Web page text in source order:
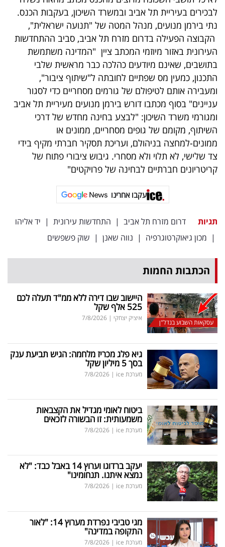
לבכירים בעיריית תל אביב ובמשרד השיכון, בעקבות הכנס.
נתי בירמן מנועים, מנהל המטה של "תנועה ישראלית",
הקבוצה הפעילה בדרום מזרח תל אביב, סביב ההתחדשות
העירונית באזור מיוזמי המכתב ציין "המדינה משתמשת
בתושבים, שאינם מיודעים כהלכה כבר מראשית שלבי
התכנון, כמעין מס שפתיים לחובתה ל"שיתוף ציבור",
ומעבירה אותם לטיפולם של גורמים מסחריים כדי לסגור
עניינים" בסוף מכתבו דורש בירמן מנועים מעיריית תל אביב
ומגורמי משרד השיכון: "לבצע בחינה מחדש של דרכי
השיתוף, מקומם של גופים מסחריים, ממונים או
ממונים-למחצה בניהולם, ועריכת תסקיר חברתי מקיף בידי
צד שלישי, לא תלוי ולא מסחרי. גיבוש ציבורי פתוח של
קריטריונים חברתיים לבחינה של פרויקטים"
עקבו אחרינו
תגיות דרום מזרח תל אביב | התחדשות עירונית | יד אליהו
| מכון גיאוקרטוגרפיה | נווה שאנן | שוק פשפשים
הכתבות החמות
עסקאות השבוע בנדל"ן
היישוב שבו דירה ללא ממ"ד תעלה לכם
525 אלף שקל
איציק יצחקי |
7/8/2026
גיא פלג מכריז מלחמה: הגיש תביעת ענק
בסך 5 מיליון שקל
מערכת ice |
7/8/2026
ביטוח לאומי מגדיל את הקצבאות
משמעותית: זו הבשורה לזכאים
מערכת ice |
7/8/2026
יעקב ברדוגו וערוץ 14 באבל כבד: "לא
נמצא איתנו. תנחומינו"
מערכת ice |
7/8/2026
מגי טביבי נפרדת מערוץ 14: "לאור
התקופה במדינה"
מערכת ice |
7/8/2026